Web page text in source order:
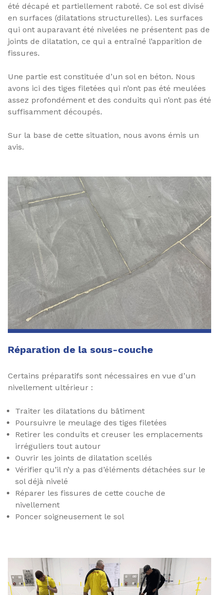
été décapé et partiellement raboté. Ce sol est divisé
en surfaces (dilatations structurelles). Les surfaces
qui ont auparavant été nivelées ne présentent pas de
joints de dilatation, ce qui a entraîné l’apparition de
fissures.
Une partie est constituée d’un sol en béton. Nous
avons ici des tiges filetées qui n’ont pas été meulées
assez profondément et des conduits qui n’ont pas été
suffisamment découpés.
Sur la base de cette situation, nous avons émis un
avis.
Réparation de la sous-couche
Certains préparatifs sont nécessaires en vue d’un
nivellement ultérieur :
Traiter les dilatations du bâtiment
Poursuivre le meulage des tiges filetées
Retirer les conduits et creuser les emplacements
irréguliers tout autour
Ouvrir les joints de dilatation scellés
Vérifier qu’il n’y a pas d’éléments détachées sur le
sol déjà nivelé
Réparer les fissures de cette couche de
nivellement
Poncer soigneusement le sol